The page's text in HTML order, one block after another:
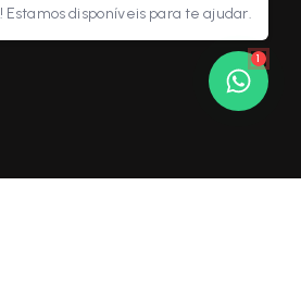
Estamos disponíveis para te ajudar.
1
IMOBILIÁRIOS RP - Todos